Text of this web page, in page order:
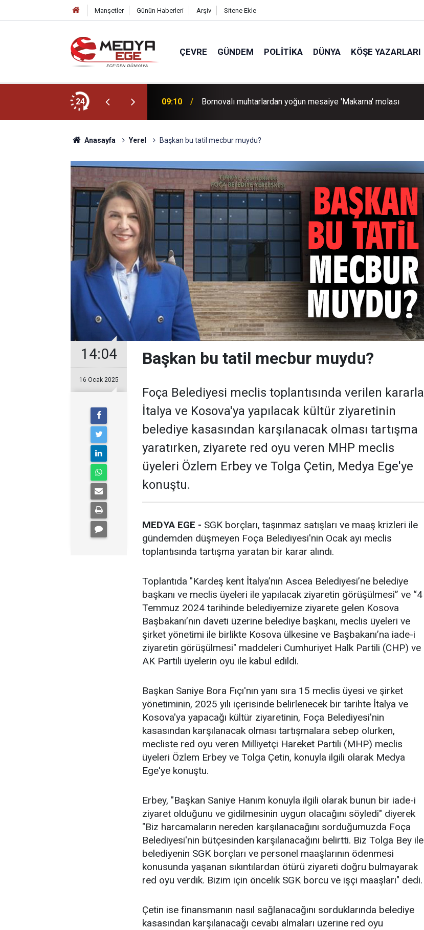
Manşetler Günün Haberleri Arşiv Sitene Ekle
ÇEVRE GÜNDEM POLITIKA DÜNYA KÖŞE YAZARLARI
24 09:10 Bornovalı muhtarlardan yoğun mesaiye 'Makarna' molası
Anasayfa Yerel Başkan bu tatil mecbur muydu?
14:04
16 Ocak 2025
Başkan bu tatil mecbur muydu?
Foça Belediyesi meclis toplantısında verilen kararla
İtalya ve Kosova'ya yapılacak kültür ziyaretinin
belediye kasasından karşılanacak olması tartışma
yaratırken, ziyarete red oyu veren MHP meclis
üyeleri Özlem Erbey ve Tolga Çetin, Medya Ege'ye
konuştu.
MEDYA EGE - SGK borçları, taşınmaz satışları ve maaş krizleri ile
gündemden düşmeyen Foça Belediyesi'nin Ocak ayı meclis
toplantısında tartışma yaratan bir karar alındı.
Toplantıda "Kardeş kent İtalya’nın Ascea Belediyesi’ne belediye
başkanı ve meclis üyeleri ile yapılacak ziyaretin görüşülmesi” ve “4
Temmuz 2024 tarihinde belediyemize ziyarete gelen Kosova
Başbakanı’nın daveti üzerine belediye başkanı, meclis üyeleri ve
şirket yönetimi ile birlikte Kosova ülkesine ve Başbakanı’na iade-i
ziyaretin görüşülmesi" maddeleri Cumhuriyet Halk Partili (CHP) ve
AK Partili üyelerin oyu ile kabul edildi.
Başkan Saniye Bora Fıçı'nın yanı sıra 15 meclis üyesi ve şirket
yönetiminin, 2025 yılı içerisinde belirlenecek bir tarihte İtalya ve
Kosova'ya yapacağı kültür ziyaretinin, Foça Belediyesi'nin
kasasından karşılanacak olması tartışmalara sebep olurken,
mecliste red oyu veren Milliyetçi Hareket Partili (MHP) meclis
üyeleri Özlem Erbey ve Tolga Çetin, konuyla ilgili olarak Medya
Ege'ye konuştu.
Erbey, "Başkan Saniye Hanım konuyla ilgili olarak bunun bir iade-i
ziyaret olduğunu ve gidilmesinin uygun olacağını söyledi" diyerek
"Biz harcamaların nereden karşılanacağını sorduğumuzda Foça
Belediyesi'nin bütçesinden karşılanacağını belirtti. Biz Tolga Bey ile
belediyenin SGK borçları ve personel maaşlarının ödenmesi
konusunda yaşanan sıkıntılardan ötürü ziyareti doğru bulmayarak
red oyu verdik. Bizim için öncelik SGK borcu ve işçi maaşları" dedi.
Çetin ise finansmanın nasıl sağlanacağını sorduklarında belediye
kasasından karşılanacağı cevabı almaları üzerine red oyu